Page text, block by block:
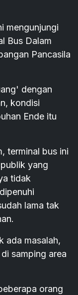
mengunjungi
Bus Dalam
Pancasila
dengan
kondisi
Ende itu
terminal bus ini
yang
tidak
lama tak
ada masalah,
samping area
orang